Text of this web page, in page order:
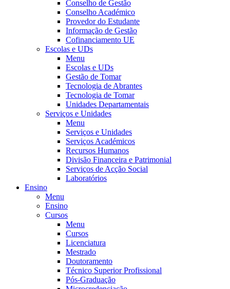
Conselho de Gestão
Conselho Académico
Provedor do Estudante
Informação de Gestão
Cofinanciamento UE
Escolas e UDs
Menu
Escolas e UDs
Gestão de Tomar
Tecnologia de Abrantes
Tecnologia de Tomar
Unidades Departamentais
Serviços e Unidades
Menu
Serviços e Unidades
Serviços Académicos
Recursos Humanos
Divisão Financeira e Patrimonial
Serviços de Acção Social
Laboratórios
Ensino
Menu
Ensino
Cursos
Menu
Cursos
Licenciatura
Mestrado
Doutoramento
Técnico Superior Profissional
Pós-Graduação